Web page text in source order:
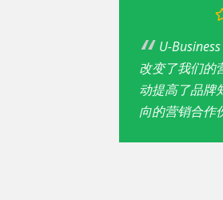
U-
改变了我们的
动提高了品牌
向的营销合作